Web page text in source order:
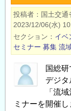
き
開
始
の
公
示
の
土
技
政
策
総
合
究
投稿者 国土交
2023/12/06(水)
セクション
イベ
セミナー 募集 流
国総研
デジ
「流
ミナーを開催し